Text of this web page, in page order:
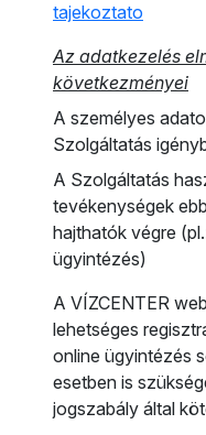
tajekoztato
Az adatkezelés
következményei
A személyes
Szolgáltatás
A Szolgáltatás
tevékenységek
hajthatók végre
ügyintézés)
A VÍZCENTER
lehetséges
online ügyintézés
esetben is
jogszabály által